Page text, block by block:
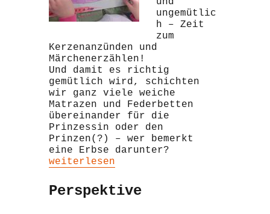
ungemütlic
h – Zeit
zum
Kerzenanzünden und
Märchenerzählen!
Und damit es richtig
gemütlich wird, schichten
wir ganz viele weiche
Matrazen und Federbetten
übereinander für die
Prinzessin oder den
Prinzen(?) – wer bemerkt
eine Erbse darunter?
„Märchenzeit: Der Prinz auf der
weiterlesen
Perspektive